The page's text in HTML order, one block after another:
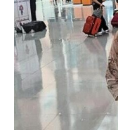
海外人材活用お役立ち
よくあるご質問
会社概要